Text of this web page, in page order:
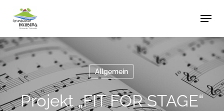
main
content
Menu
Allgemein
Projekt „FIT FOR STAGE“